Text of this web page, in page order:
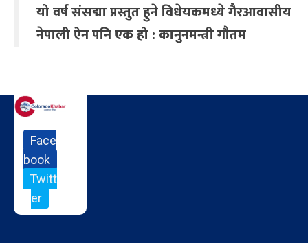
यो वर्ष संसद्मा प्रस्तुत हुने विधेयकमध्ये गैरआवासीय
नेपाली ऐन पनि एक हो : कानुनमन्त्री गौतम
Face
book
Twitt
er